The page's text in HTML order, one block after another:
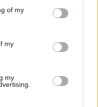
of my
my
my